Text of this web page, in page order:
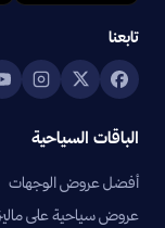
تابعنا
الباقات السياحية
أفضل عروض الوجهات
عروض سياحية على